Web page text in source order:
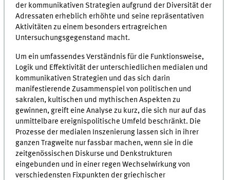
der kommunikativen Strategien aufgrund der Diversität der
Adressaten erheblich erhöhte und seine repräsentativen
Aktivitäten zu einem besonders ertragreichen
Untersuchungsgegenstand macht.
Um ein umfassendes Verständnis für die Funktionsweise,
Logik und Effektivität der unterschiedlichen medialen und
kommunikativen Strategien und das sich darin
manifestierende Zusammenspiel von politischen und
sakralen, kultischen und mythischen Aspekten zu
gewinnen, greift eine Analyse zu kurz, die sich nur auf das
unmittelbare ereignispolitische Umfeld beschränkt. Die
Prozesse der medialen Inszenierung lassen sich in ihrer
ganzen Tragweite nur fassbar machen, wenn sie in die
zeitgenössischen Diskurse und Denkstrukturen
eingebunden und in einer regen Wechselwirkung von
verschiedensten Fixpunkten der griechischer